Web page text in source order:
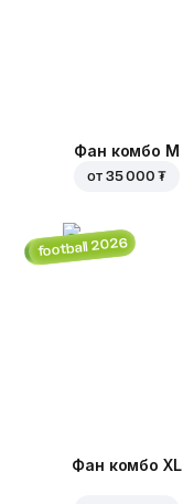
Фан комбо М
от 35 000 ₮
football 2026
Фан комбо XL